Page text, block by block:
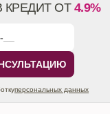
КРЕДИТ ОТ 4.9%
персональных данных